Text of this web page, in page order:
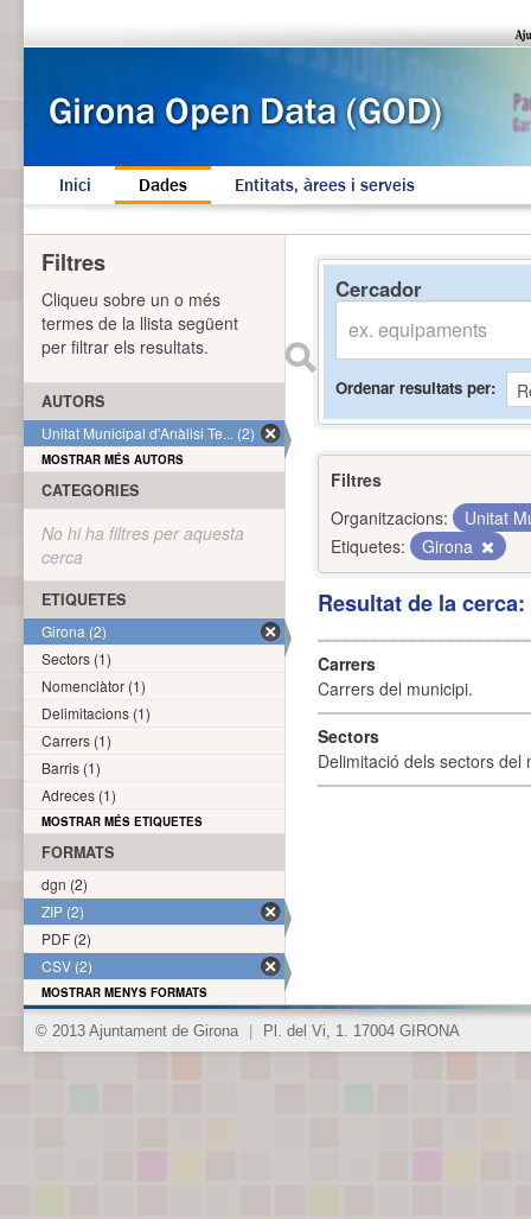
Inici Dades Entitats, àrees i serveis
Cercador
Ordenar resultats per
Filtres
Organitzacions:
Unitat
Etiquetes:
Girona
Resultat de la
Carrers
Carrers del municipi.
Sectors
Delimitació dels sectors del
Filtres
Cliqueu sobre un o més
termes de la llista següent
per filtrar els resultats.
AUTORS
Unitat Municipal d'Anàlisi Te... (2)
MOSTRAR MÉS AUTORS
CATEGORIES
No hi ha filtres per aquesta
cerca
ETIQUETES
Girona (2)
Sectors (1)
Nomenclàtor (1)
Delimitacions (1)
Carrers (1)
Barris (1)
Adreces (1)
MOSTRAR MÉS ETIQUETES
FORMATS
dgn (2)
ZIP (2)
PDF (2)
CSV (2)
MOSTRAR MENYS FORMATS
© 2013 Ajuntament de Girona Pl. del Vi, 1. 17004 GIRONA